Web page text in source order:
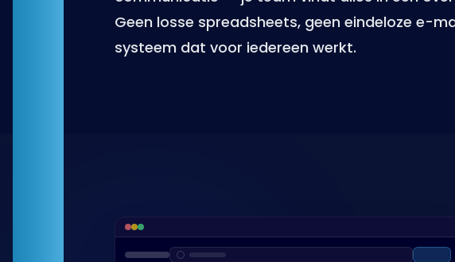
Geen losse spreadsheets, geen eindeloze e-
systeem dat voor iedereen werkt.